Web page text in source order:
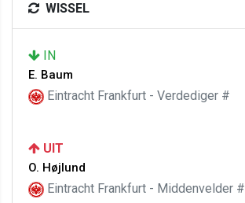
WISSEL
IN
E. Baum
Eintracht Frankfurt - Verdediger #
UIT
O. Højlund
Eintracht Frankfurt - Middenvelder #